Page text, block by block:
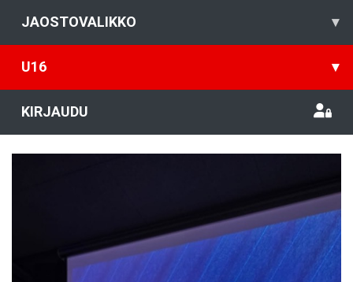
JAOSTOVALIKKO ▾
U16 ▾
KIRJAUDU